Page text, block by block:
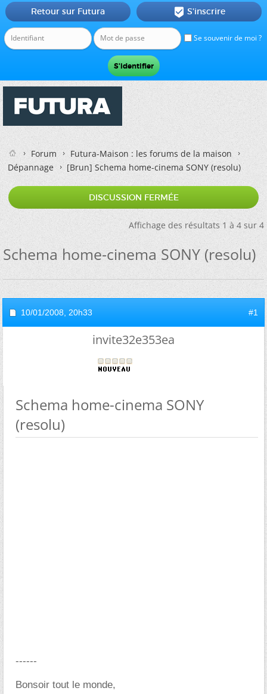
Se souvenir de moi ?
Retour sur Futura  S'inscrire
Forum
Futura-Maison : les forums de la maison
Dépannage
[Brun]Schema home-cinema SONY (resolu)
DISCUSSION FERMÉE
Affichage des résultats 1 à 4 sur 4
Schema home-cinema SONY (resolu)
10/01/2008, 20h33 #1
invite32e353ea
Schema home-cinema SONY
(resolu)
------
Bonsoir tout le monde,